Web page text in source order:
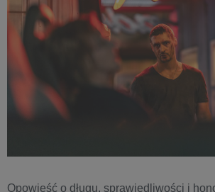
Opowieść o długu, sprawiedliwości i